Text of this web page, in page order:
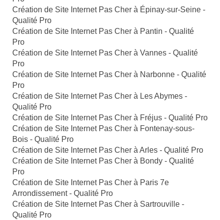
Création de Site Internet Pas Cher à Épinay-sur-Seine -
Qualité Pro
Création de Site Internet Pas Cher à Pantin - Qualité
Pro
Création de Site Internet Pas Cher à Vannes - Qualité
Pro
Création de Site Internet Pas Cher à Narbonne - Qualité
Pro
Création de Site Internet Pas Cher à Les Abymes -
Qualité Pro
Création de Site Internet Pas Cher à Fréjus - Qualité Pro
Création de Site Internet Pas Cher à Fontenay-sous-
Bois - Qualité Pro
Création de Site Internet Pas Cher à Arles - Qualité Pro
Création de Site Internet Pas Cher à Bondy - Qualité
Pro
Création de Site Internet Pas Cher à Paris 7e
Arrondissement - Qualité Pro
Création de Site Internet Pas Cher à Sartrouville -
Qualité Pro